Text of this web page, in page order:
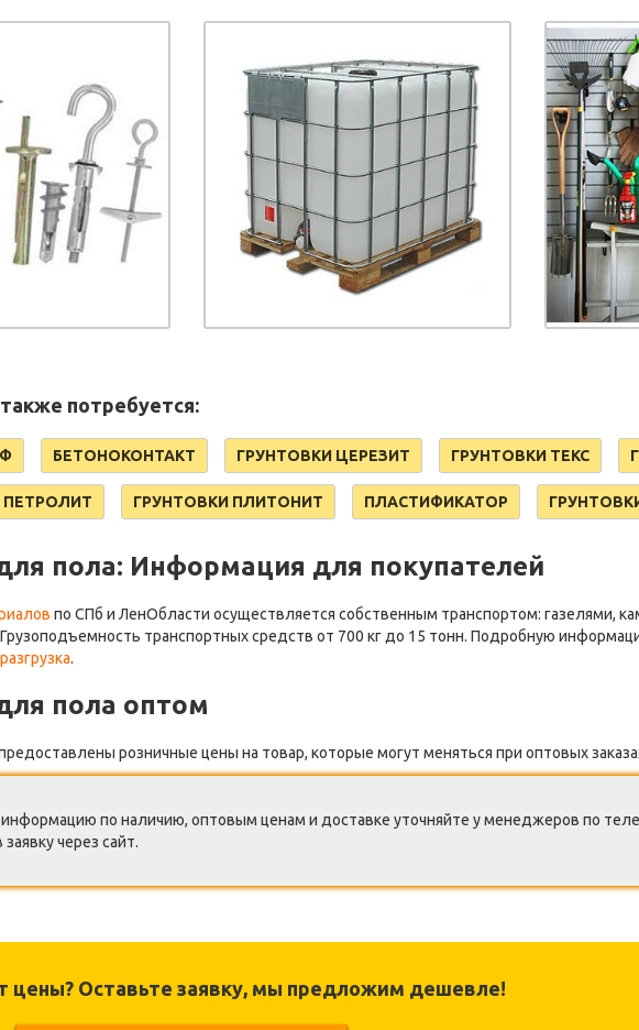
потребуется:
БЕТОНОКОНТАКТ ГРУНТОВКИ ЦЕРЕЗИТ ГРУНТОВКИ ТЕКС
ГРУНТОВКИ ПЛИТОНИТ ПЛАСТИФИКАТОР
пола: Информация для покупателей
по СПб и ЛенОбласти осуществляется собственным транспортом: газелями,
транспортных средств от 700 кг до 15 тонн. Подробную
.
пола оптом
розничные цены на товар, которые могут меняться при оптовых
по наличию, оптовым ценам и доставке уточняйте у менеджеров по
через сайт.
цены? Оставьте заявку, мы предложим дешевле!